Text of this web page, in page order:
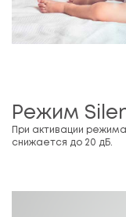
Режим
При активации
снижается до 20 дБ.